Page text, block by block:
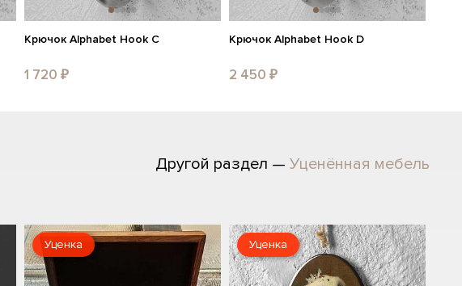
Крючок Alphabet Hook C
1 720 ₽
Крючок Alphabet Hook D
2 450 ₽
Другой раздел — Уценённая мебель
Уценка Уценка